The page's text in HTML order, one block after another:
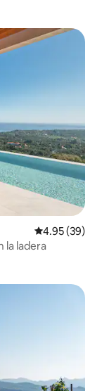
Calificación
4.95 (39)
la ladera